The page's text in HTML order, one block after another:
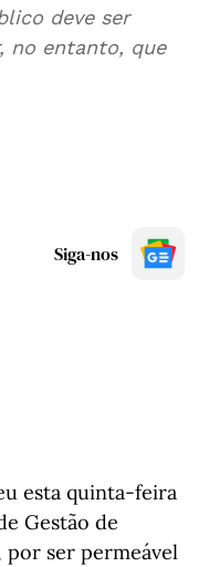
deve ser
no entanto, que
Siga-nos
esta quinta-feira
Gestão de
por ser permeável